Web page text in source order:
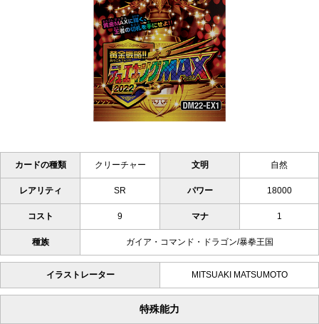
カードの種類 クリーチャー 文明 自然
レアリティ SR パワー 18000
コスト 9 マナ 1
種族 ガイア・コマンド・ドラゴン/暴拳王国
イラストレーター MITSUAKI MATSUMOTO
特殊能力